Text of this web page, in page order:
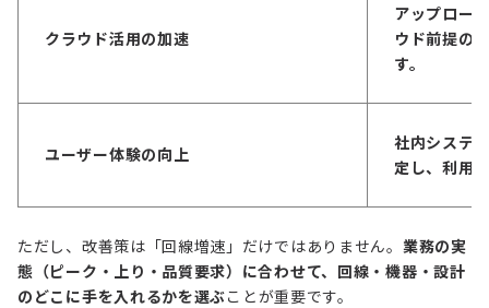
クラウド活用の加速
アップロー
ウド前提の
す。
ユーザー体験の向上
社内システ
定し、利用
ただし、改善策は「回線増速」だけではありません。 業務の実
態（ピーク・上り・品質要求）に合わせて、回線・機器・設計
のどこに手を入れるかを選ぶことが重要です。